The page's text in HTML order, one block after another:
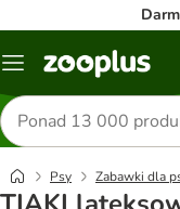
Menu
Szukaj
produktów
Psy Zabawki dla